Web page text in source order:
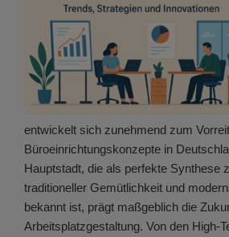
entwickelt sich zunehmend zum
Büroeinrichtungskonzepte in
Hauptstadt, die als perfekte Synthese
traditioneller Gemütlichkeit und
bekannt ist, prägt maßgeblich die
Arbeitsplatzgestaltung. Von den High-